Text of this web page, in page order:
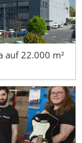
auf 22.000 m²